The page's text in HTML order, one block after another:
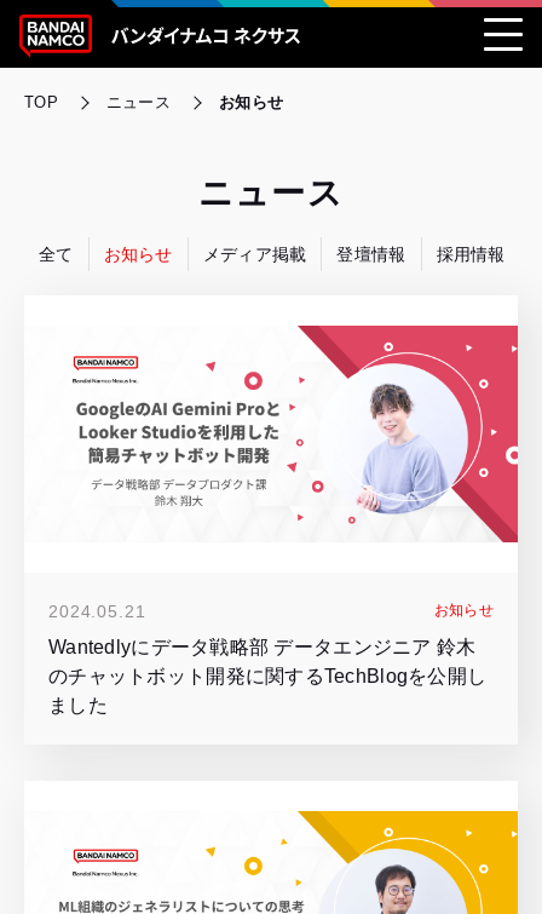
TOP ニュース お知らせ
ニュース
全て お知らせ メディア掲載 登壇情報 採用情報
2024.05.21 お知らせ
Wantedlyにデータ戦略部 データエンジニア 鈴木
のチャットボット開発に関するTechBlogを公開し
ました